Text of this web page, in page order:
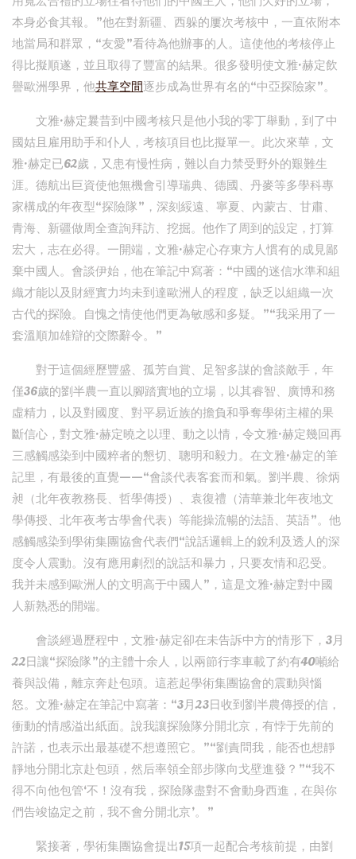
本身必食其報。”他在對新疆、西躲的屢次考核中，一直依附本
地當局和群眾，“友愛”看待為他辦事的人。這使他的考核停止
得比擬順遂，並且取得了豐富的結果。很多發明使文雅·赫定飲
譽歐洲學界，他共享空間逐步成為世界有名的“中亞探險家”。
文雅·赫定曩昔到中國考核只是他小我的零丁舉動，到了中
國姑且雇用助手和仆人，考核項目也比擬單一。此次來華，文
雅·赫定已62歲，又患有慢性病，難以自力禁受野外的艱難生
涯。德航出巨資使他無機會引導瑞典、德國、丹麥等多學科專
家構成的年夜型“探險隊”，深刻綏遠、寧夏、內蒙古、甘肅、
青海、新疆做周全查詢拜訪、挖掘。他作了周到的設定，打算
宏大，志在必得。一開端，文雅·赫定心存東方人慣有的成見鄙
棄中國人。會談伊始，他在筆記中寫著：“中國的迷信水準和組
織才能以及財經實力均未到達歐洲人的程度，缺乏以組織一次
古代的探險。自愧之情使他們更為敏感和多疑。”“我采用了一
套溫順加雄辯的交際辭令。”
對于這個經歷豐盛、孤芳自賞、足智多謀的會談敵手，年
僅36歲的劉半農一直以腳踏實地的立場，以其睿智、廣博和務
虛精力，以及對國度、對平易近族的擔負和爭奪學術主權的果
斷信心，對文雅·赫定曉之以理、動之以情，令文雅·赫定幾回再
三感觸感染到中國粹者的懇切、聰明和毅力。在文雅·赫定的筆
記里，有最後的直覺——“會談代表客套而和氣。劉半農、徐炳
昶（北年夜教務長、哲學傳授）、袁復禮（清華兼北年夜地文
學傳授、北年夜考古學會代表）等能操流暢的法語、英語”。他
感觸感染到學術集團協會代表們“說話邏輯上的銳利及透人的深
度令人震動。沒有應用劇烈的說話和暴力，只要友情和忍受。
我并未感到歐洲人的文明高于中國人”，這是文雅·赫定對中國
人新熟悉的開端。
會談經過歷程中，文雅·赫定卻在未告訴中方的情形下，3月
22日讓“探險隊”的主體十余人，以兩節行李車載了約有40噸給
養與設備，離京奔赴包頭。這惹起學術集團協會的震動與惱
怒。文雅·赫定在筆記中寫著：“3月23日收到劉半農傳授的信，
衝動的情感溢出紙面。說我讓探險隊分開北京，有悖于先前的
許諾，也表示出最基礎不想遵照它。”“劉責問我，能否也想靜
靜地分開北京赴包頭，然后率領全部步隊向戈壁進發？”“我不
得不向他包管‘不！沒有我，探險隊盡對不會動身西進，在與你
們告竣協定之前，我不會分開北京’。”
緊接著，學術集團協會提出15項一起配合考核前提，由劉